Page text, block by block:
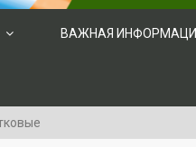
ВАЖНАЯ